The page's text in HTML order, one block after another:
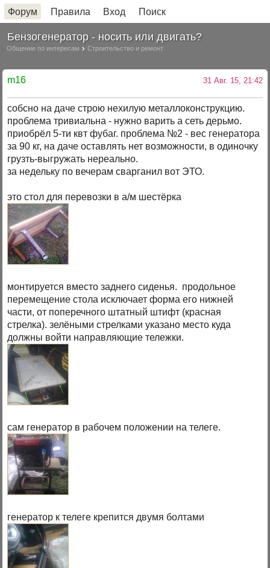
Форум Правила Вход Поиск
Бензогенератор - носить или двигать?
Общение по интересам Строительство и ремонт
m16 31 Авг. 15, 21:42
собсно на даче строю нехилую металлоконструкцию.
проблема тривиальна - нужно варить а сеть дерьмо.
приобрёл 5-ти квт фубаг. проблема №2 - вес генератора
за 90 кг, на даче оставлять нет возможности, в одиночку
грузть-выгружать нереально.
за недельку по вечерам сварганил вот ЭТО.
это стол для перевозки в а/м шестёрка
монтируется вместо заднего сиденья. продольное
перемещение стола исключает форма его нижней
части, от поперечного штатный штифт (красная
стрелка). зелёными стрелками указано место куда
должны войти направляющие тележки.
сам генератор в рабочем положении на телеге.
генератор к телеге крепится двумя болтами